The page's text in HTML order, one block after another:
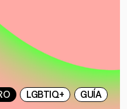
LGBTIQ+ GUÍA